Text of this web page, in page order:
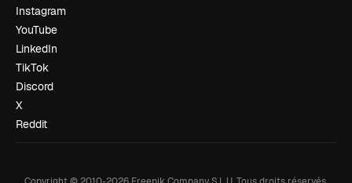
Instagram
YouTube
LinkedIn
TikTok
Discord
X
Reddit